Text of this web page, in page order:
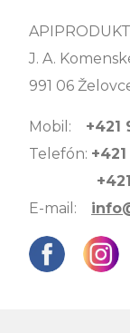
APIPRODUKT
J. A.
991 06
Mobil: +421
Telefón:
+421 47
E-mail: